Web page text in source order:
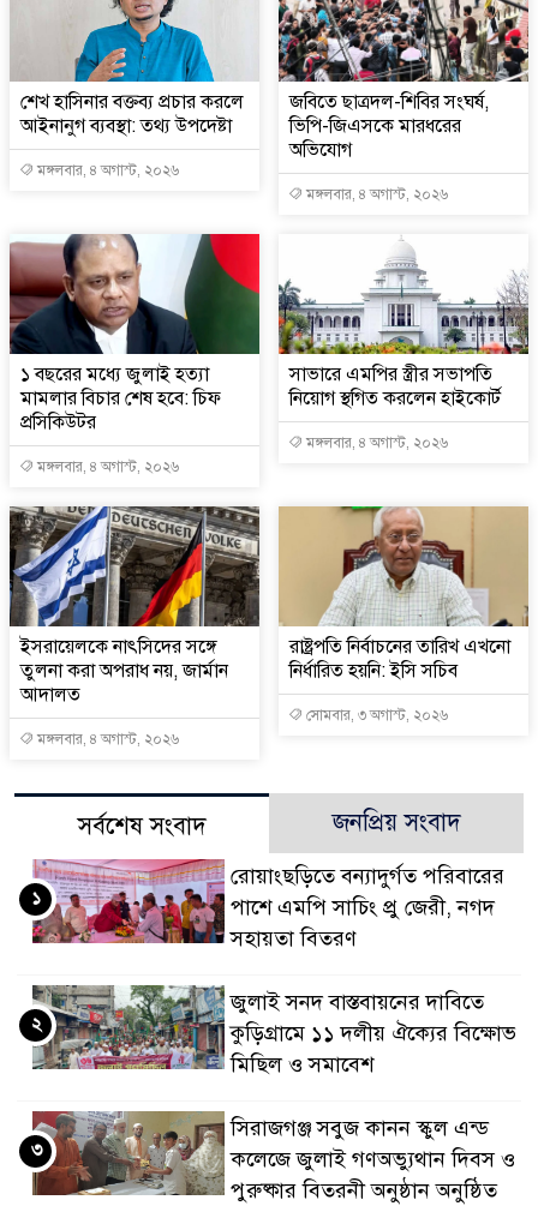
শেখ হাসিনার বক্তব্য প্রচার করলে
আইনানুগ ব্যবস্থা: তথ্য উপদেষ্টা
মঙ্গলবার, ৪ অগাস্ট, ২০২৬
জবিতে ছাত্রদল-শিবির সংঘর্ষ,
ভিপি-জিএসকে মারধরের
অভিযোগ
মঙ্গলবার, ৪ অগাস্ট, ২০২৬
১ বছরের মধ্যে জুলাই হত্যা
মামলার বিচার শেষ হবে: চিফ
প্রসিকিউটর
মঙ্গলবার, ৪ অগাস্ট, ২০২৬
সাভারে এমপির স্ত্রীর সভাপতি
নিয়োগ স্থগিত করলেন হাইকোর্ট
মঙ্গলবার, ৪ অগাস্ট, ২০২৬
ইসরায়েলকে নাৎসিদের সঙ্গে
তুলনা করা অপরাধ নয়, জার্মান
আদালত
মঙ্গলবার, ৪ অগাস্ট, ২০২৬
রাষ্ট্রপতি নির্বাচনের তারিখ এখনো
নির্ধারিত হয়নি: ইসি সচিব
সোমবার, ৩ অগাস্ট, ২০২৬
সর্বশেষ সংবাদ জনপ্রিয় সংবাদ
রোয়াংছড়িতে বন্যাদুর্গত পরিবারের
পাশে এমপি সাচিং প্রু জেরী, নগদ
সহায়তা বিতরণ
১
জুলাই সনদ বাস্তবায়নের দাবিতে
কুড়িগ্রামে ১১ দলীয় ঐক্যের বিক্ষোভ
মিছিল ও সমাবেশ
২
সিরাজগঞ্জ সবুজ কানন স্কুল এন্ড
কলেজে জুলাই গণঅভ্যুথান দিবস ও
পুরুষ্কার বিতরনী অনুষ্ঠান অনুষ্ঠিত
৩